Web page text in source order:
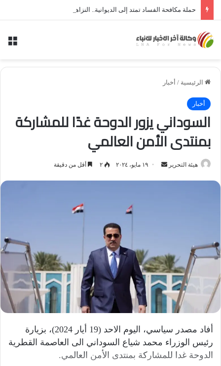
الرئيسية / أخبار
أخبار
السوداني يزور الدوحة غدًا للمشاركة
بمنتدى الأمن العالمي
هيئة التحرير
أرسل ١٩ مايو، ٢٠٢٤ ٢ أقل من دقيقة
أفاد مصدر سياسي، اليوم الاحد (19 أيار 2024)، بزيارة
رئيس الوزراء محمد شياع السوداني الى العاصمة القطرية
الدوحة غدا للمشاركة بمنتدى الأمن العالمي.